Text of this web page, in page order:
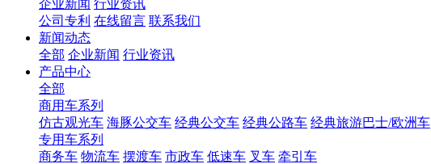
企业新闻 行业资讯
公司专利 在线留言 联系我们
新闻动态
全部 企业新闻 行业资讯
产品中心
全部
商用车系列
仿古观光车 海豚公交车 经典公交车 经典公路车 经典旅游巴士/欧洲车
专用车系列
商务车 物流车 摆渡车 市政车 低速车 叉车 牵引车